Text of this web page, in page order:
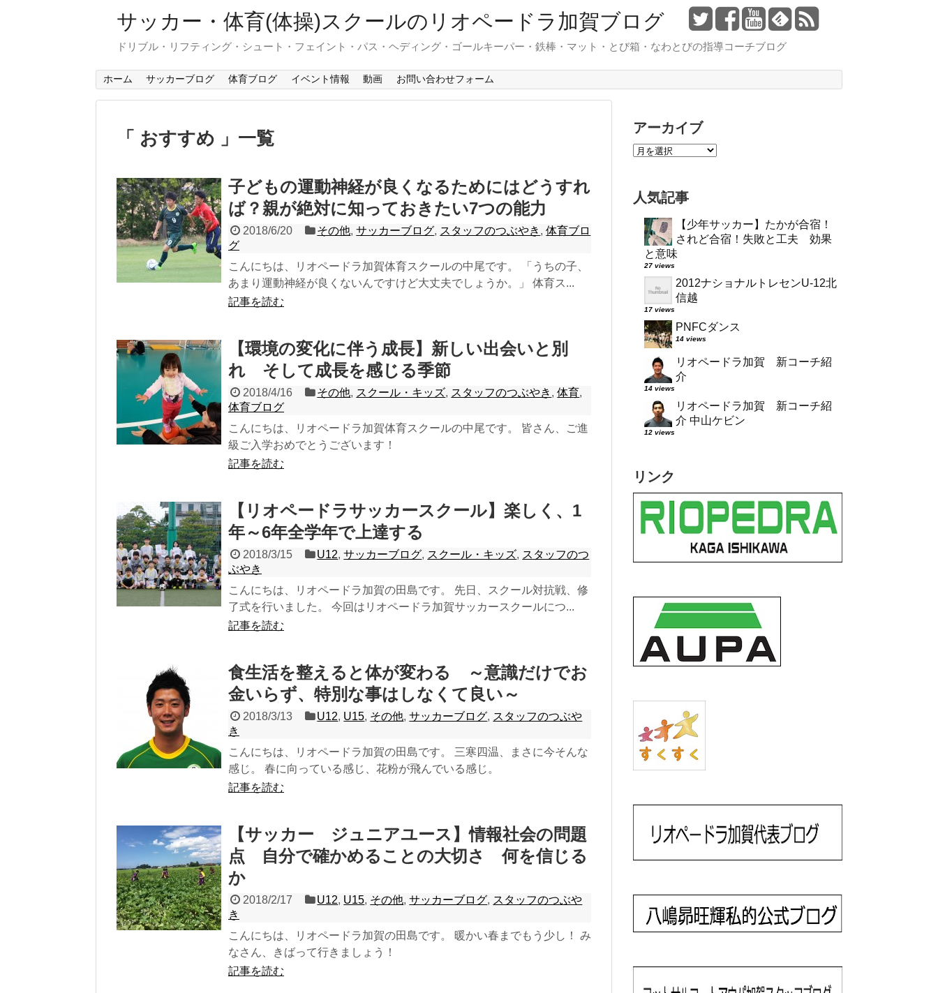
サッカー・体育(体操)スクールのリオペードラ加賀ブログ
ドリブル・リフティング・シュート・フェイント・パス・ヘディング・ゴールキーパー・鉄棒・マット・とび箱・なわとびの指導コーチブログ
ホーム サッカーブログ 体育ブログ イベント情報 動画 お問い合わせフォーム
「 おすすめ 」一覧
子どもの運動神経が良くなるためにはどうすれ
ば？親が絶対に知っておきたい7つの能力
2018/6/20 その他,サッカーブログ, スタッフのつぶやき ,体育ブロ
グ
こんにちは、リオペードラ加賀体育スクールの中尾です。 「うちの子、
あまり運動神経が良くないんですけど大丈夫でしょうか。」 体育ス...
記事を読む
【環境の変化に伴う成長】新しい出会いと別
れ そして成長を感じる季節
2018/4/16 その他, スクール・キッズ, スタッフのつぶやき ,体育,
体育ブログ
こんにちは、リオペードラ加賀体育スクールの中尾です。 皆さん、ご進
級ご入学おめでとうございます！
記事を読む
【リオペードラサッカースクール】楽しく、1
年～6年全学年で上達する
2018/3/15 U12,サッカーブログ, スクール・キッズ, スタッフのつ
ぶやき
こんにちは、リオペードラ加賀の田島です。 先日、スクール対抗戦、修
了式を行いました。 今回はリオペードラ加賀サッカースクールにつ...
記事を読む
食生活を整えると体が変わる ～意識だけでお
金いらず、特別な事はしなくて良い～
2018/3/13 U12, U15, その他,サッカーブログ, スタッフのつぶや
き
こんにちは、リオペードラ加賀の田島です。 三寒四温、まさに今そんな
感じ。 春に向っている感じ、花粉が飛んでいる感じ。
記事を読む
【サッカー ジュニアユース】情報社会の問題
点 自分で確かめることの大切さ 何を信じる
か
2018/2/17 U12, U15, その他,サッカーブログ, スタッフのつぶや
き
こんにちは、リオペードラ加賀の田島です。 暖かい春までもう少し！ み
なさん、きばって行きましょう！
記事を読む
アーカイブ
人気記事
【少年サッカー】たかが合宿！
されど合宿！失敗と工夫 効果
と意味
27 views
2012ナショナルトレセンU-12北
信越
17 views
PNFCダンス
14 views
リオペードラ加賀 新コーチ紹
介
14 views
リオペードラ加賀 新コーチ紹
介 中山ケビン
12 views
リンク